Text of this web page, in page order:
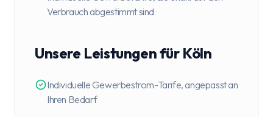
Verbrauch abgestimmt sind
Unsere Leistungen für Köln
Individuelle Gewerbestrom-Tarife, angepasst an
Ihren Bedarf